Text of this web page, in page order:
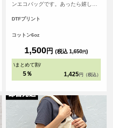
ンエコバッグです。あったら嬉しい
ケットに入れればコンパクトにする
り、とてもしっかりとしたエコバッ
からフルカラープリントでオリジナ
ルエコバッグを作ることができま
す！（※弊社オリジナルバッグのた
DTFプリント
コットン6oz
1,500円 (税込 1,650円)
\まとめて割/
5％ 1,425 円（税込）